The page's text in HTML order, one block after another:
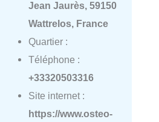
Jean Jaurès, 59150
Wattrelos, France
Quartier :
Téléphone :
+33320503316
Site internet :
https://www.osteo-